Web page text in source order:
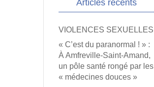
Articles récents
VIOLENCES SEXUELLES
« C’est du paranormal ! » :
À Amfreville-Saint-Amand,
un pôle santé rongé par les
« médecines douces »